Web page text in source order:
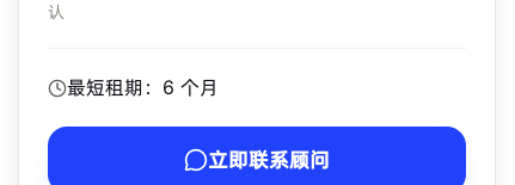
认
最短租期： 6 个月
立即联系顾问